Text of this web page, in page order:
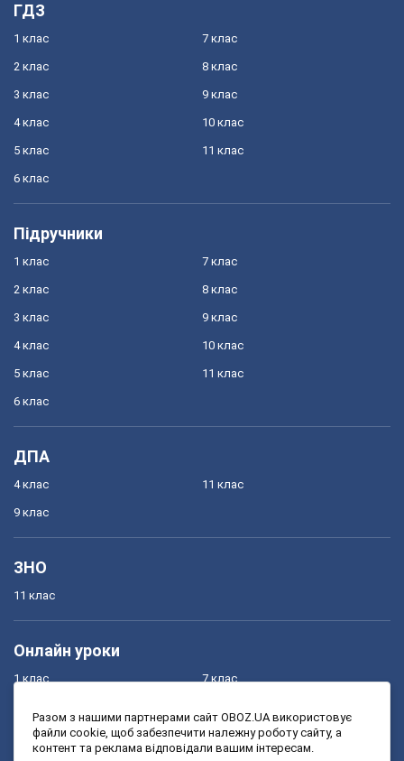
ГДЗ
1 клас
2 клас
3 клас
4 клас
5 клас
6 клас
7 клас
8 клас
9 клас
10 клас
11 клас
Підручники
1 клас
2 клас
3 клас
4 клас
5 клас
6 клас
7 клас
8 клас
9 клас
10 клас
11 клас
ДПА
4 клас
9 клас
11 клас
ЗНО
11 клас
Онлайн уроки
1 клас
3 клас
7 клас
9 клас
Разом з нашими партнерами сайт OBOZ.UA використовує
файли cookie, щоб забезпечити належну роботу сайту, а
контент та реклама відповідали вашим інтересам.